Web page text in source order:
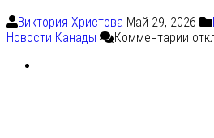
Виктория Христова Май 29, 2026
Новости Канады
Комментарии